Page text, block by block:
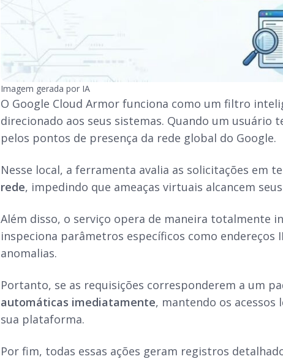
Imagem gerada por IA
O Google Cloud Armor funciona como um filtro
direcionado aos seus sistemas. Quando um usuário
pelos pontos de presença da rede global do Google.
Nesse local, a ferramenta avalia as solicitações em
rede, impedindo que ameaças virtuais alcancem
Além disso, o serviço opera de maneira totalmente
inspeciona parâmetros específicos como endereços
anomalias.
Portanto, se as requisições corresponderem a um
automáticas imediatamente, mantendo os
sua plataforma.
Por fim, todas essas ações geram registros